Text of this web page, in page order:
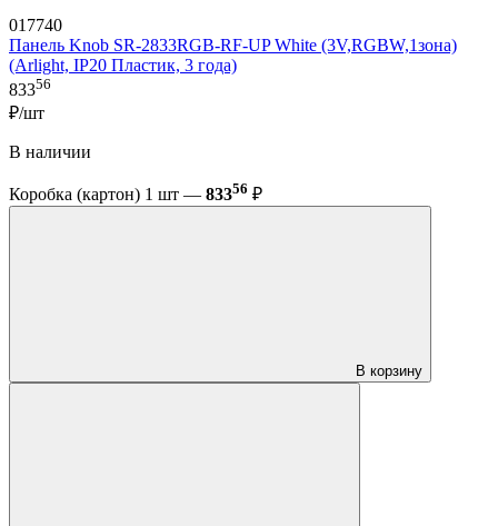
017740
Панель Knob SR-2833RGB-RF-UP White (3V,RGBW,1зона)
(Arlight, IP20 Пластик, 3 года)
83356
₽/шт
В наличии
Коробка (картон) 1 шт — 83356 ₽
В корзину